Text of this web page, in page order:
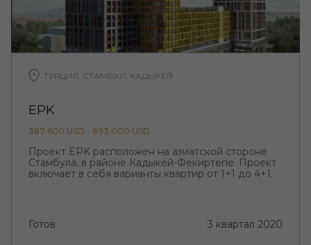
ТУРЦИЯ, СТАМБУЛ, КАДЫКЁЙ
EPK
387 600 USD - 893 000 USD
Проект EPK расположен на азиатской стороне
Стамбула, в районе Кадыкёй-Фекиртепе. Проект
включает в себя варианты квартир от 1+1 до 4+1.
Готов 3 квартал 2020